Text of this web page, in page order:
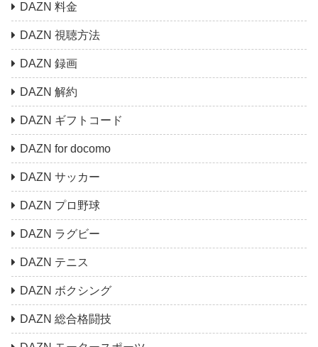
DAZN 料金
DAZN 視聴方法
DAZN 録画
DAZN 解約
DAZN ギフトコード
DAZN for docomo
DAZN サッカー
DAZN プロ野球
DAZN ラグビー
DAZN テニス
DAZN ボクシング
DAZN 総合格闘技